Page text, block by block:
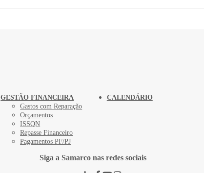
GESTÃO FINANCEIRA
Gastos com Reparação
Orçamentos
ISSQN
Repasse Financeiro
Pagamentos PF/PJ
CALENDÁRIO
Siga a Samarco nas redes sociais